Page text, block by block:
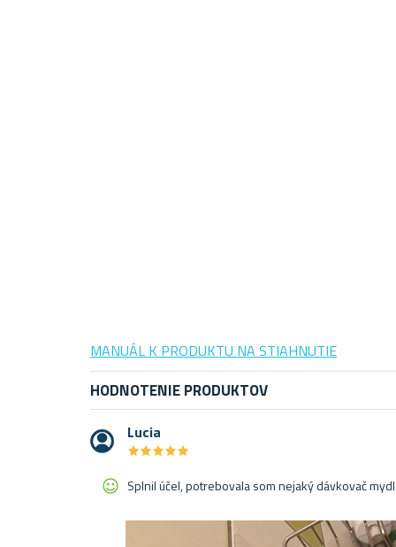
MANUÁL K PRODUKTU NA STIAHNUTIE
HODNOTENIE PRODUKTOV
Lucia
★★★★★
★★★★★
Splnil účel, potrebovala som nejaký dávkovač